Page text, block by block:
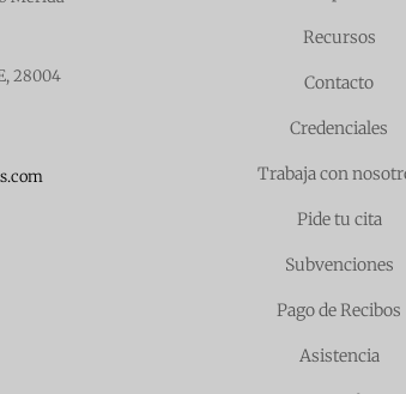
28004
Recursos
Contacto
Credenciales
Trabaja con
Pide tu cita
Subvenciones
Pago de Recibos
Asistencia